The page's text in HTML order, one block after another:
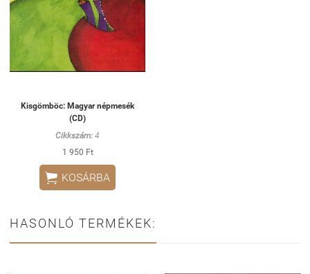
Kisgömböc: Magyar népmesék
(CD)
Cikkszám: 4
1 950 Ft
 KOSÁRBA
HASONLÓ TERMÉKEK: